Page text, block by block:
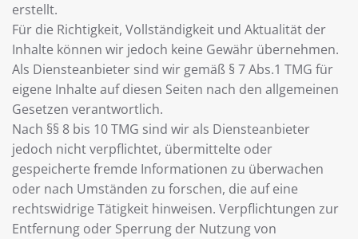
erstellt.
Für die Richtigkeit, Vollständigkeit und Aktualität der
Inhalte können wir jedoch keine Gewähr übernehmen.
Als Diensteanbieter sind wir gemäß § 7 Abs.1 TMG für
eigene Inhalte auf diesen Seiten nach den allgemeinen
Gesetzen verantwortlich.
Nach §§ 8 bis 10 TMG sind wir als Diensteanbieter
jedoch nicht verpflichtet, übermittelte oder
gespeicherte fremde Informationen zu überwachen
oder nach Umständen zu forschen, die auf eine
rechtswidrige Tätigkeit hinweisen. Verpflichtungen zur
Entfernung oder Sperrung der Nutzung von